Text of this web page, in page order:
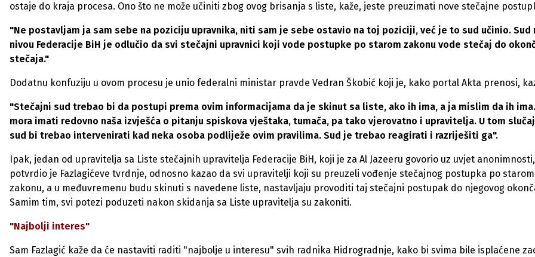
ostaje do kraja procesa. Ono što ne može učiniti zbog ovog brisanja s liste, kaže, jeste preuzimati nove stečajne
"Ne postavljam ja sam sebe na poziciju upravnika, niti sam je sebe ostavio na toj poziciji, već je to sud učinio. Sud
nivou Federacije BiH je odlučio da svi stečajni upravnici koji vode postupke po starom zakonu vode stečaj do
stečaja."
Dodatnu konfuziju u ovom procesu je unio federalni ministar pravde Vedran Škobić koji je, kako portal Akta prenosi,
"Stečajni sud trebao bi da postupi prema ovim informacijama da je skinut sa liste, ako ih ima, a ja mislim da ih
mora imati redovno naša izvješća o pitanju spiskova vještaka, tumača, pa tako vjerovatno i upravitelja. U tom
sud bi trebao intervenirati kad neka osoba podliježe ovim pravilima. Sud je trebao reagirati i razriješiti ga".
Ipak, jedan od upravitelja sa Liste stečajnih upravitelja Federacije BiH, koji je za Al Jazeeru govorio uz uvjet anonimnosti,
potvrdio je Fazlagićeve tvrdnje, odnosno kazao da svi upravitelji koji su preuzeli vođenje stečajnog postupka po starom
zakonu, a u međuvremenu budu skinuti s navedene liste, nastavljaju provoditi taj stečajni postupak do njegovog
Samim tim, svi potezi poduzeti nakon skidanja sa Liste upravitelja su zakoniti.
"Najbolji interes"
Sam Fazlagić kaže da će nastaviti raditi "najbolje u interesu" svih radnika Hidrogradnje, kako bi svima bile isplaćene